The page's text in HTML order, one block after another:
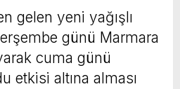
gelen yeni yağışlı
günü Marmara
cuma günü
etkisi altına alması